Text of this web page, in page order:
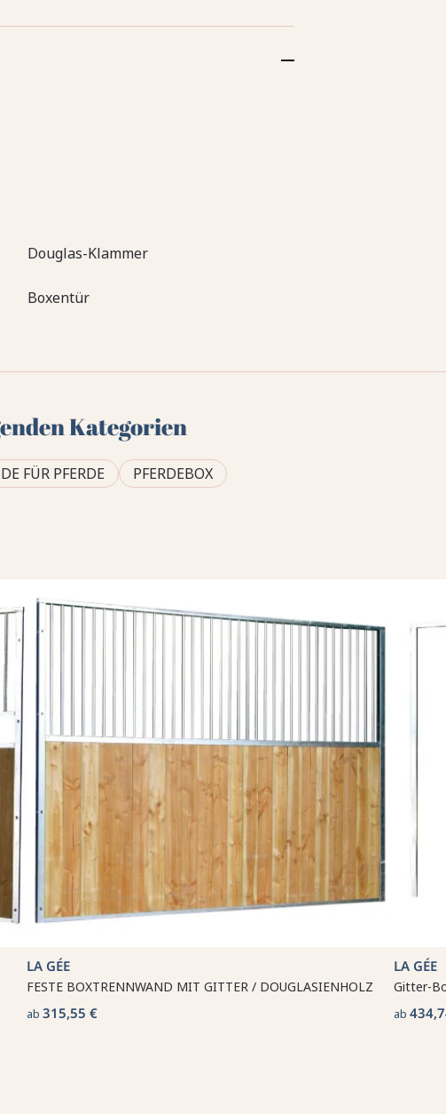
Douglas-Klammer
Boxentür
Kategorien
FÜR PFERDE PFERDEBOX
LA GÉE
FESTE BOXTRENNWAND MIT GITTER / DOUGLASIENHOLZ
ab315,55 €
LA GÉE
Gitter-
ab